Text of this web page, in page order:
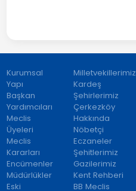
Kurumsal
Yapı
Başkan
Yardımcıları
Meclis
Üyeleri
Meclis
Kararları
Encümenler
Müdürlükler
Eski
Milletvekillerimiz
Kardeş
Şehirlerimiz
Çerkezköy
Hakkında
Nöbetçi
Eczaneler
Şehitlerimiz
Gazilerimiz
Kent Rehberi
BB Meclis